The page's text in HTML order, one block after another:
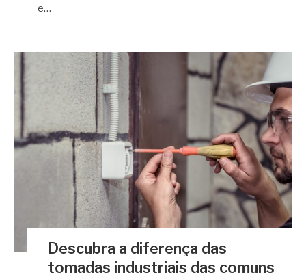
e…
Descubra a diferença das
tomadas industriais das comuns